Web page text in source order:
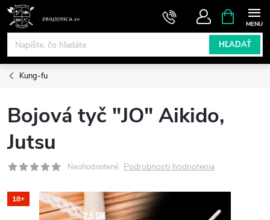
Prejsť
obsah
HĽADAŤ
KOŠÍK
Kung-fu
Bojová tyč "JO" Aikido,
Jutsu
Neohodnotené Podrobnosti hodnotenia
18+